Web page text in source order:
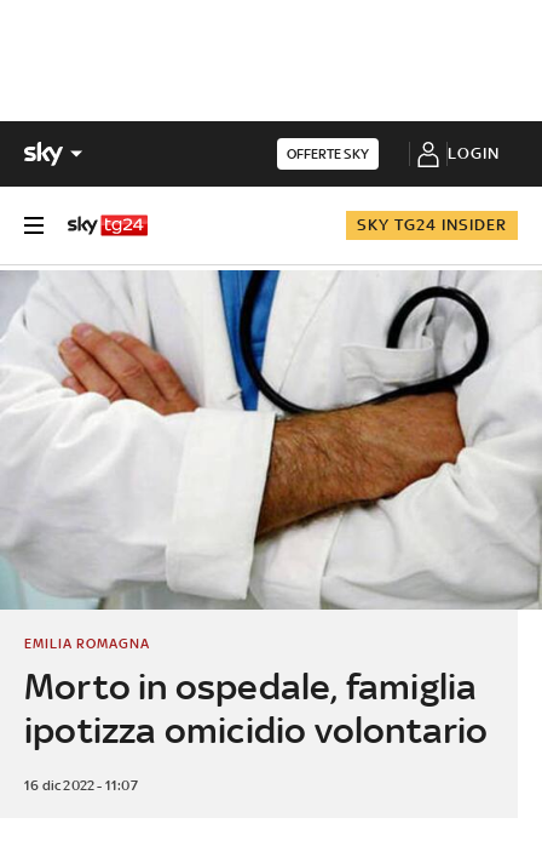
OFFERTE SKY LOGIN
SKY TG24 INSIDER
Morto in ospedale, famiglia
ipotizza omicidio volontario
EMILIA ROMAGNA
16 dic 2022 - 11:07